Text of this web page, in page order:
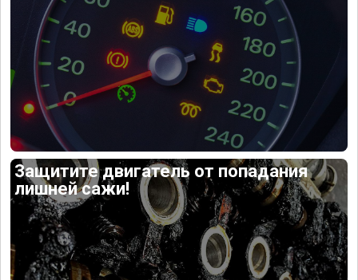
Защитите двигатель от попадания
лишней сажи!